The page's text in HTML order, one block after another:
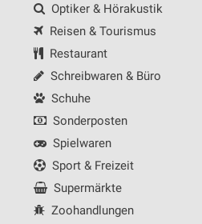
Optiker & Hörakustik
Reisen & Tourismus
Restaurant
Schreibwaren & Büro
Schuhe
Sonderposten
Spielwaren
Sport & Freizeit
Supermärkte
Zoohandlungen